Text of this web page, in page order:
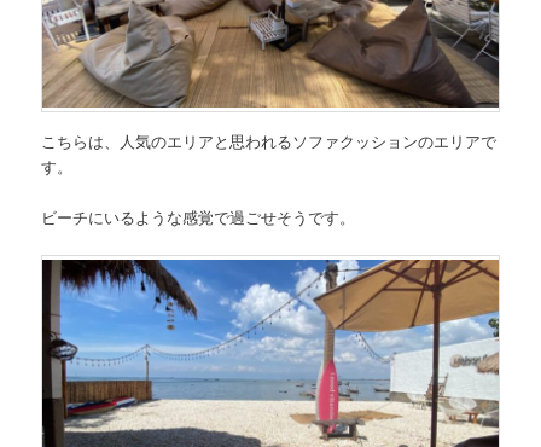
こちらは、人気のエリアと思われるソファクッションのエリアで
す。
ビーチにいるような感覚で過ごせそうです。